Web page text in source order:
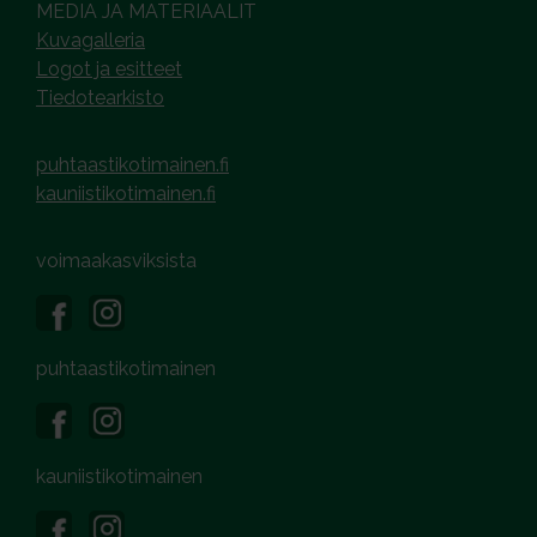
MEDIA JA MATERIAALIT
Kuvagalleria
Logot ja esitteet
Tiedotearkisto
puhtaastikotimainen.fi
kauniistikotimainen.fi
voimaakasviksista
puhtaastikotimainen
kauniistikotimainen